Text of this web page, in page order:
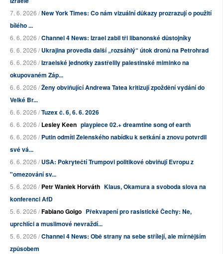
7. 6. 2026 /New York Times: Co nám vizuální důkazy prozrazují o použití
bílého ...
6. 6. 2026 /Channel 4 News: Izrael zabil tři libanonské důstojníky
6. 6. 2026 /Ukrajina provedla další „rozsáhlý“ útok dronů na Petrohrad
6. 6. 2026 /Izraelské jednotky zastřelily palestinské miminko na
okupovaném Záp...
6. 6. 2026 /Ženy obviňující Andrewa Tatea kritizují zpoždění vydání do
Velké Br...
6. 6. 2026 /Tuzex č. 6, 6. 6. 2026
6. 6. 2026 /Lesley Keen playpiece 02.+ dreamtine song of earth
6. 6. 2026 /Putin odmítl Zelenského nabídku k setkání a znovu potvrdil
své vá...
6. 6. 2026 /USA: Pokrytečtí Trumpovi politikové obviňují Evropu z
"omezování sv...
5. 6. 2026 /Petr Waniek Horváth Klaus, Okamura a svoboda slova na
konferenci AfD
5. 6. 2026 /Fabiano Golgo Překvapení pro rasistické Čechy: Ne,
uprchlíci a muslimové nevraždí...
5. 6. 2026 /Channel 4 News: Obě strany na sebe střílejí, ale mírnějším
způsobem